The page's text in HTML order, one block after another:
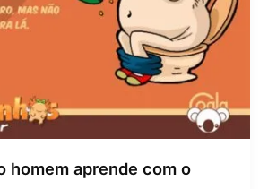
homem aprende com o